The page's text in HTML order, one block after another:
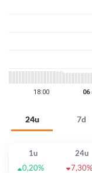
24u 7d
1u 24u
0,20%
7,30%